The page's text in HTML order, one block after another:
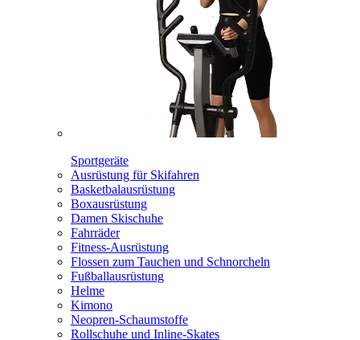
Sportgeräte
Ausrüstung für Skifahren
Basketbalausrüstung
Boxausrüstung
Damen Skischuhe
Fahrräder
Fitness-Ausrüstung
Flossen zum Tauchen und Schnorcheln
Fußballausrüstung
Helme
Kimono
Neopren-Schaumstoffe
Rollschuhe und Inline-Skates